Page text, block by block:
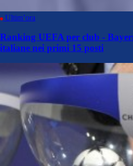
Ultim’ora
Ranking UEFA per club -
italiane nei primi 15 posti